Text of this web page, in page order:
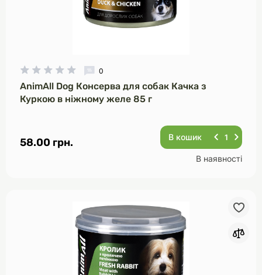
0
AnimAll Dog Консерва для собак Качка з
Куркою в ніжному желе 85 г
58.00 грн. В кошик
В наявності